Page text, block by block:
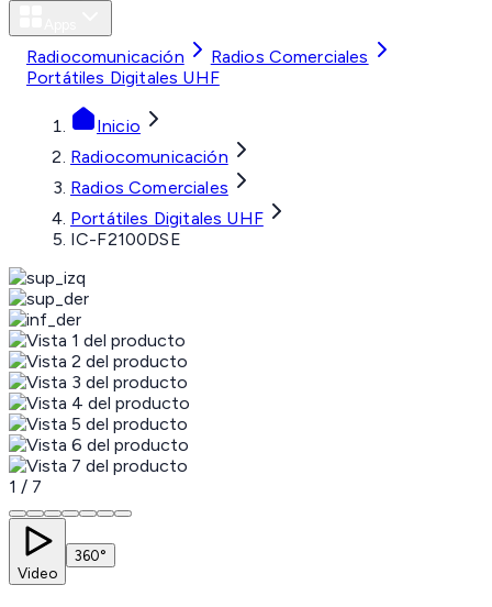
Radiocomunicación
Radios Comerciales
Portátiles Digitales UHF
Inicio
Radiocomunicación
Radios Comerciales
Portátiles Digitales UHF
IC-F2100DSE
1 / 7
Video
360°